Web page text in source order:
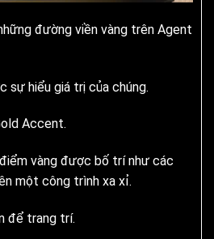
đường viền vàng trên Agent
sự hiểu giá trị của chúng.
Accent.
vàng được bố trí như các
một công trình xa xỉ.
để trang trí.